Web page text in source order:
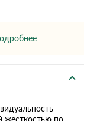
жесткостью по